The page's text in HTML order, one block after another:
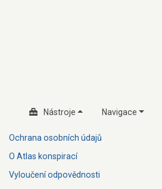
Nástroje Navigace
Ochrana osobních údajů
O Atlas konspirací
Vyloučení odpovědnosti